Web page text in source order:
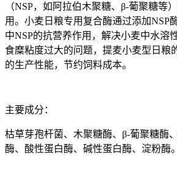
（NSP，如阿拉伯木聚糖、β-葡聚糖等
用。小麦日粮专用复合酶通过添加NSP
中NSP的抗营养作用，解决小麦中水溶
食糜粘度过大的问题，提麦小麦型日粮
的生产性能，节约饲料成本。
主要成分：
枯草芽孢杆菌、木聚糖酶、β-葡聚糖酶
酶、酸性蛋白酶、碱性蛋白酶、淀粉酶。